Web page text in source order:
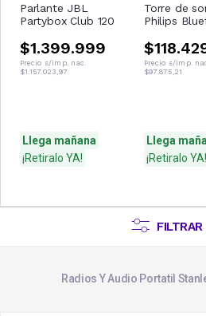
Parlante JBL
Partybox Club 120
$1.399.999
Precio s/imp. nac.
$1.157.023,97
Llega mañana
¡Retiralo YA!
Torre de
Philips
Precio s/imp.
$97.875,21
Llega
¡Retiralo YA!
FILTRAR
Radios Y Audio Portatil